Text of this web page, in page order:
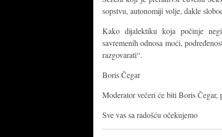
sopstvu, autonomiji volje, dakle
Kako dijalektiku koja počinje
savremenih odnosa moći,
razgovarati“.
Boris Čegar
Moderator večeri će biti Boris
Sve vas sa radošću očekujemo